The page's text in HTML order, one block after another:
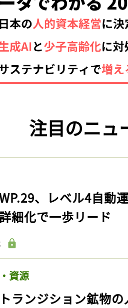
注目のニュ
WP.29、レベル4自動
細化で一歩リード
資源
トランジション鉱物